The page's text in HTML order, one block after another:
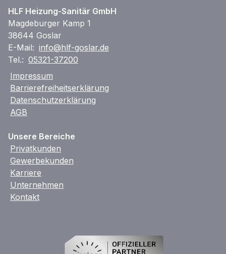
HLF Heizung-Sanitär GmbH
Magdeburger Kamp 1
38644 Goslar
E-Mail: info@hlf-goslar.de
Tel.: 05321-37200
Impressum
Barrierefreiheitserklärung
Datenschutzerklärung
AGB
Unsere Bereiche
Privatkunden
Gewerbekunden
Karriere
Unternehmen
Kontakt